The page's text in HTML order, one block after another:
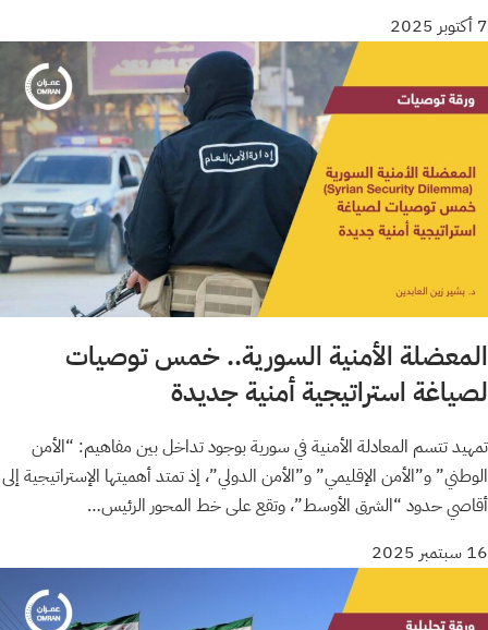
7 أكتوبر 2025
المعضلة الأمنية السورية.. خمس توصيات
لصياغة استراتيجية أمنية جديدة
تمهيد تتسم المعادلة الأمنية في سورية بوجود تداخل بين مفاهيم: “الأمن
الوطني” و”الأمن الإقليمي” و”الأمن الدولي”، إذ تمتد أهميتها الإستراتيجية إلى
أقاصي حدود “الشرق الأوسط”، وتقع على خط المحور الرئيس…
16 سبتمبر 2025